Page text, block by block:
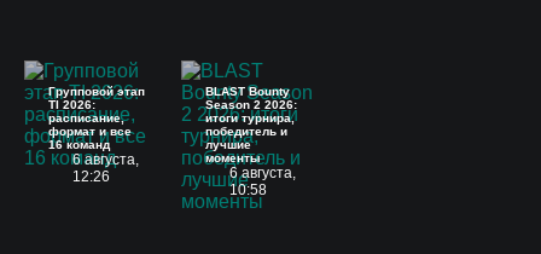
Групповой этап
TI 2026:
расписание,
формат и все
16 команд
6 августа,
12:26
BLAST Bounty
Season 2 2026:
итоги турнира,
победитель и
лучшие
моменты
6 августа,
10:58